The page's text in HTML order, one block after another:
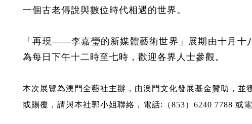
一個古老傳說與數位時代相遇的世界。
「再現——李嘉瑩的新媒體藝術世界」展期由十月十
為每日下午十二時至七時，歡迎各界人士參觀。
本次展覽為澳門全藝社主辦，由澳門文化發展基金贊助，並
或賜覆，請與本社郭小姐聯絡，電話:（853）6240 7788 或